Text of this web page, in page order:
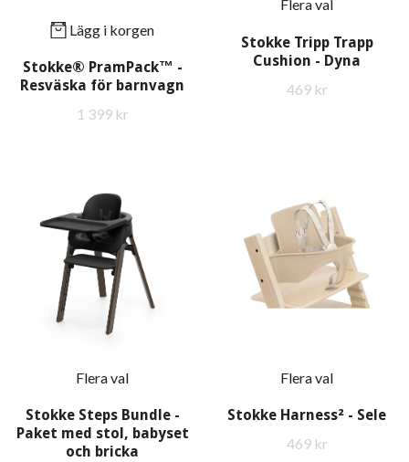
Lägg i korgen
Stokke® PramPack™ -
Resväska för barnvagn
1 399 kr
Flera val
Stokke Tripp Trapp
Cushion - Dyna
469 kr
Flera val
Stokke Steps Bundle -
Paket med stol, babyset
och bricka
Flera val
Stokke Harness² - Sele
469 kr